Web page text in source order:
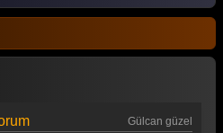
Gülcan güzel